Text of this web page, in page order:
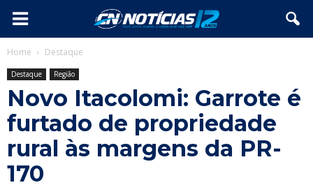
Home Destaque
Destaque Região
Novo Itacolomi: Garrote é
furtado de propriedade
rural às margens da PR-
170